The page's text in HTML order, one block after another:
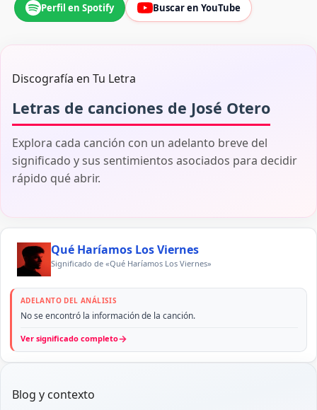
Perfil en Spotify Buscar en YouTube
Discografía en Tu Letra
Letras de canciones de José Otero
Explora cada canción con un adelanto breve del
significado y sus sentimientos asociados para decidir
rápido qué abrir.
Qué Haríamos Los Viernes
Significado de «Qué Haríamos Los Viernes»
ADELANTO DEL ANÁLISIS
No se encontró la información de la canción.
Ver significado completo→
Blog y contexto